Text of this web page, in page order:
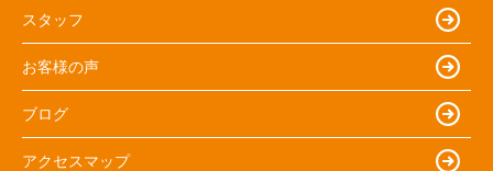
スタッフ
お客様の声
ブログ
アクセスマップ